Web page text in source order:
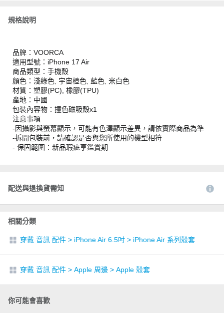
規格說明
品牌：VOORCA
適用型號：iPhone 17 Air
商品類型：手機殼
顏色：淺綠色, 宇宙橙色, 藍色, 米白色
材質：塑膠(PC), 橡膠(TPU)
產地：中國
包裝內容物：撞色磁吸殼x1
注意事項
-因攝影與螢幕顯示，可能有色澤顯示差異，請依實際商品為準
-拆開包裝前，請確認是否與您所使用的機型相符
- 保固範圍：新品瑕疵享鑑賞期
配送與退換貨需知
相關分類
穿戴 音訊 配件 > iPhone Air 6.5吋 > iPhone Air 系列殼套
穿戴 音訊 配件 > Apple 周邊 > Apple 殼套
你可能會喜歡